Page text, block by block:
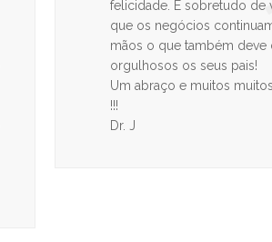
felicidade. E sobretudo de
que os negócios
mãos o que também deve
orgulhosos os seus pais!
Um abraço e muitos
!!!
Dr. J